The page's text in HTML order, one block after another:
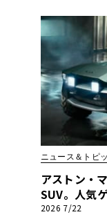
ニュース＆トピ
アストン・
SUV。人気
「ドレッド
2026 7/22